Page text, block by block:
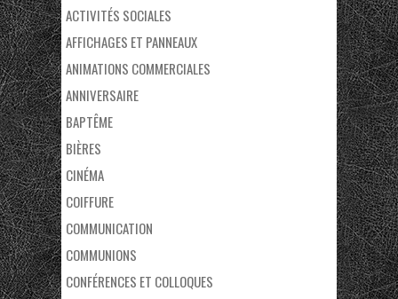
ACTIVITÉS SOCIALES
AFFICHAGES ET PANNEAUX
ANIMATIONS COMMERCIALES
ANNIVERSAIRE
BAPTÊME
BIÈRES
CINÉMA
COIFFURE
COMMUNICATION
COMMUNIONS
CONFÉRENCES ET COLLOQUES